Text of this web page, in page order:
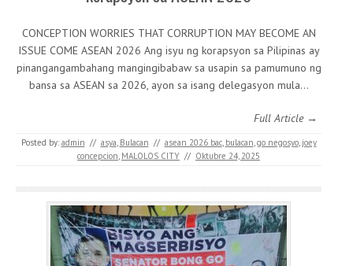
CONCEPTION WORRIES THAT CORRUPTION MAY BECOME AN
ISSUE COME ASEAN 2026 Ang isyu ng korapsyon sa Pilipinas ay
pinangangambahang mangingibabaw sa usapin sa pamumuno ng
bansa sa ASEAN sa 2026, ayon sa isang delegasyon mula…
Full Article →
Posted by: admin // asya Bulacan // asean 2026 bac, bulacan go negosyo, joey
concepcion MALOLOS CITY // Oktubre 24, 2025